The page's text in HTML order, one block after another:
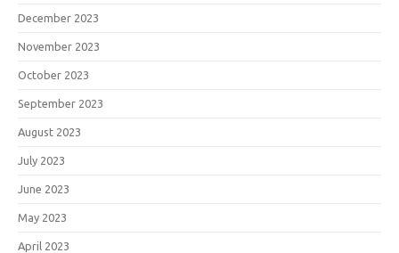
December 2023
November 2023
October 2023
September 2023
August 2023
July 2023
June 2023
May 2023
April 2023